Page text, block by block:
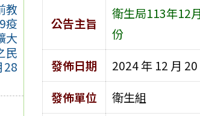
教
疫
大
民
28
公告主旨
衛生局113年12
份
發佈日期
2024 年 12 月 20
發佈單位
衛生組